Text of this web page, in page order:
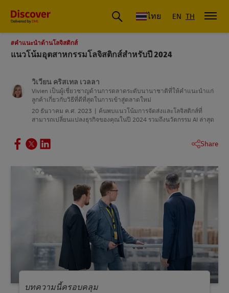
ดีเอชแอล ประเทศไทย ไทย EN TH
#คําแนะนําด้านโลจิสติกส์
แนวโน้มอุตสาหกรรมโลจิสติกส์สําหรับปี 2024
วิเวียน คริสเทล เวลลา
Vivien เป็นผู้เชี่ยวชาญด้านการตลาดระดับนานาชาติที่ให้คําแนะนําแก่
ลูกค้าเกี่ยวกับวิธีที่ดีที่สุดในการเข้าสู่ตลาดใหม่
20 ธันวาคม ค.ศ. 2023
ค้นพบแนวโน้มการจัดส่งและโลจิสติกส์ที่
สามารถเปลี่ยนแปลงธุรกิจของคุณในปี 2024 รวมถึงนวัตกรรม AI ล่าสุด
Share
บทความนี้ครอบคลุม